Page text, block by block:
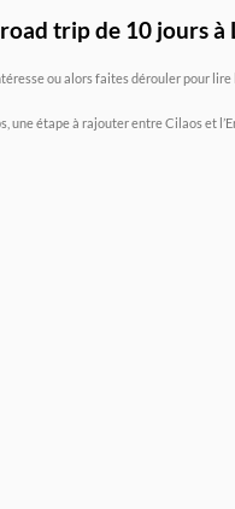
trip de 10 jours à
ou alors faites dérouler pour lire
une étape à rajouter entre Cilaos et